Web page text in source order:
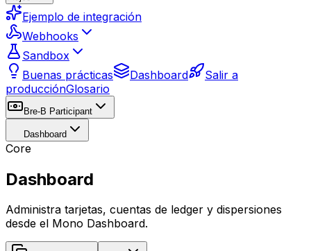
Ejemplo de integración
Webhooks
Sandbox
Buenas prácticas
Dashboard
Salir a
producciónGlosario
Bre-B Participant
Dashboard
Core
Dashboard
Administra tarjetas, cuentas de ledger y dispersiones
desde el Mono Dashboard.